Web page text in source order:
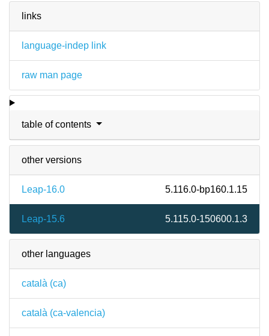
links
language-indep link
raw man page
table of contents
other versions
Leap-16.0 5.116.0-bp160.1.15
Leap-15.6 5.115.0-150600.1.3
other languages
català (ca)
català (ca-valencia)